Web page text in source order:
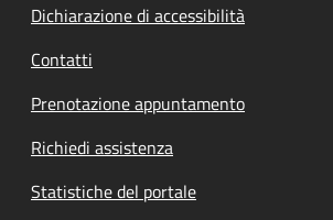
Dichiarazione di accessibilità
Contatti
Prenotazione appuntamento
Richiedi assistenza
Statistiche del portale